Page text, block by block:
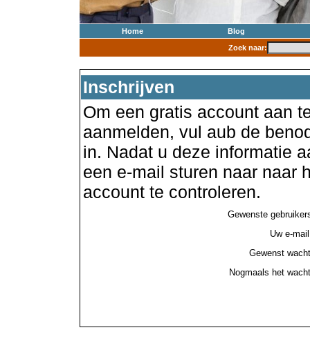
Home
Blog
Zoek naar:
Inschrijven
Om een gratis account aan
aanmelden, vul aub de
in. Nadat u deze informatie
een e-mail sturen naar naar
account te controleren.
Gewenste
Uw e-
Gewenst
Nogmaals het